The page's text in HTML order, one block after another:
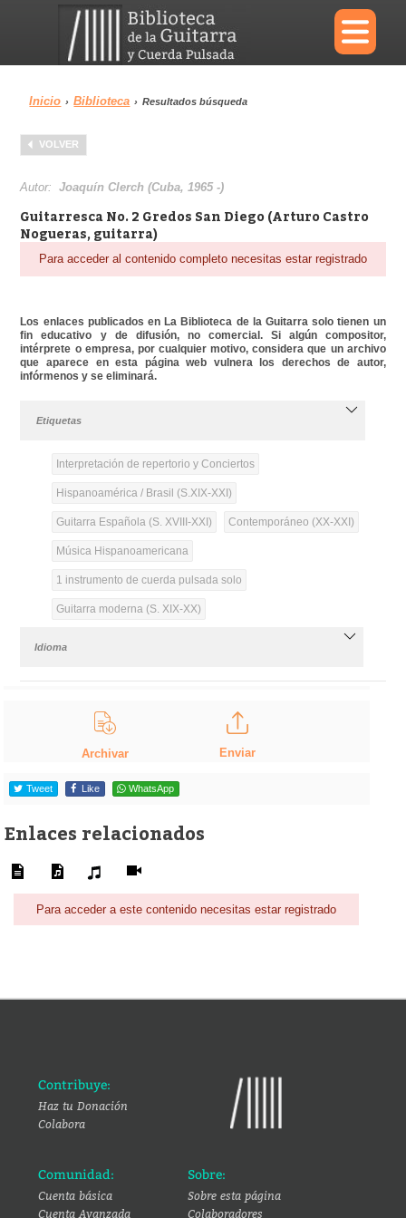
×
Menu
Biblioteca
Área personal Reproductor
Inicio › Biblioteca › Resultados búsqueda
VOLVER
Autor:Joaquí­n Clerch (Cuba, 1965 -)
Guitarresca No. 2 Gredos San Diego (Arturo Castro
Nogueras, guitarra)
Para acceder al contenido completo necesitas estar registrado
Los enlaces publicados en La Biblioteca de la Guitarra solo tienen un
fin educativo y de difusión, no comercial. Si algún compositor,
intérprete o empresa, por cualquier motivo, considera que un archivo
que aparece en esta página web vulnera los derechos de autor,
infórmenos y se eliminará.
Etiquetas
Interpretación de repertorio y Conciertos
Hispanoamérica / Brasil (S.XIX-XXI)
Guitarra Española (S. XVIII-XXI) Contemporáneo (XX-XXI)
Música Hispanoamericana
1 instrumento de cuerda pulsada solo
Guitarra moderna (S. XIX-XX)
Idioma
Archivar Enviar
Tweet Like WhatsApp
Enlaces relacionados
Para acceder a este contenido necesitas estar registrado
Contribuye:
Haz tu Donación
Colabora
Comunidad:
Cuenta básica
Cuenta Avanzada
Sobre:
Sobre esta página
Colaboradores